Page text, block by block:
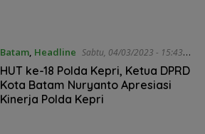
Batam, Headline Sabtu, 04/03/2023 - 15:43
WIB
HUT ke-18 Polda Kepri, Ketua DPRD
Kota Batam Nuryanto Apresiasi
Kinerja Polda Kepri